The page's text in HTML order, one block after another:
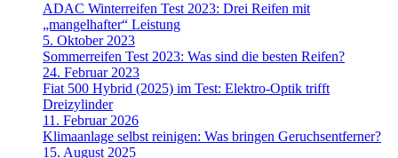
ADAC Winterreifen Test 2023: Drei Reifen mit
„mangelhafter“ Leistung
5. Oktober 2023
Sommerreifen Test 2023: Was sind die besten Reifen?
24. Februar 2023
Fiat 500 Hybrid (2025) im Test: Elektro-Optik trifft
Dreizylinder
11. Februar 2026
Klimaanlage selbst reinigen: Was bringen Geruchsentferner?
15. August 2025